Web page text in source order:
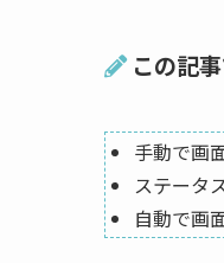
この記
手動で画
ステータ
自動で画